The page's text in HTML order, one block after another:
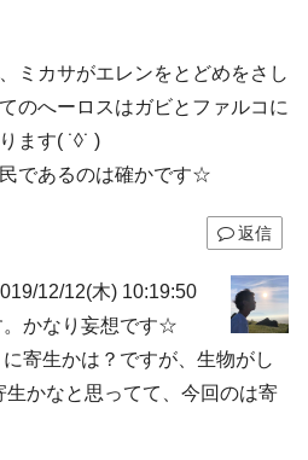
ミカサがエレンをとどめをさし
のへーロスはガビとファルコに
ます( ˙◊˙ )
であるのは確かです☆
返信
12/12(木) 10:19:50
。かなり妄想です☆
寄生かは？ですが、生物がし
かなと思ってて、今回のは寄